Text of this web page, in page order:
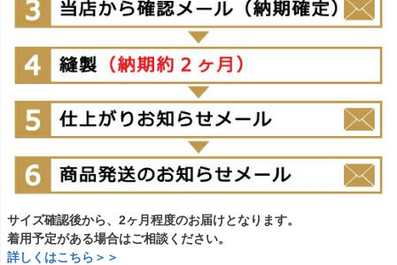
サイズ確認後から、2ヶ月程度のお届けとなります。
着用予定がある場合はご相談ください。
詳しくはこちら＞＞